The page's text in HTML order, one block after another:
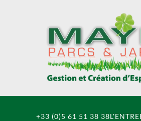
Accéder au contenu principal
+33 (0)5 61 51 38 38